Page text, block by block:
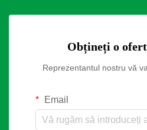
Obțineți o
Reprezentantul nostru vă
Email